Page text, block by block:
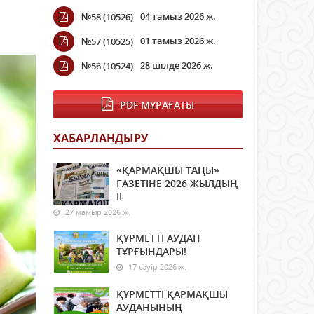
№58 (10526) 04 тамыз 2026 ж.
№57 (10525) 01 тамыз 2026 ж.
№56 (10524) 28 шілде 2026 ж.
PDF МҰРАҒАТЫ
ХАБАРЛАНДЫРУ
«ҚАРМАҚШЫ ТАҢЫ»
ГАЗЕТІНЕ 2026 ЖЫЛДЫҢ
ІI
27 мамыр 2026 ж.
ҚҰРМЕТТІ АУДАН
ТҰРҒЫНДАРЫ!
17 сәуір 2026 ж.
ҚҰРМЕТТІ ҚАРМАҚШЫ
АУДАНЫНЫҢ